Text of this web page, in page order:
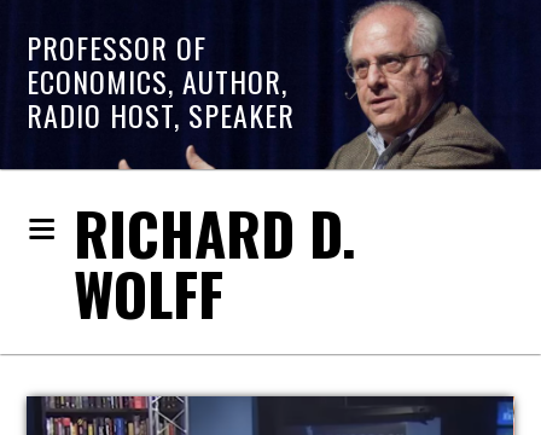
PROFESSOR OF
ECONOMICS, AUTHOR,
RADIO HOST, SPEAKER
RICHARD D.
WOLFF